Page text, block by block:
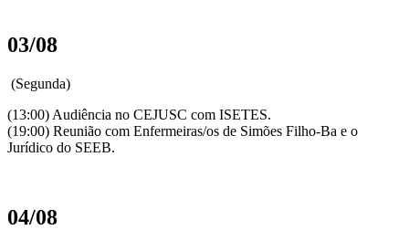
03/08
(Segunda)
(13:00) Audiência no CEJUSC com ISETES.
(19:00) Reunião com Enfermeiras/os de Simões Filho-Ba e o
Jurídico do SEEB.
04/08